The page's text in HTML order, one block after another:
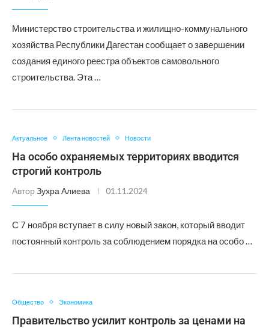
Министерство строительства и жилищно-коммунального
хозяйства Республики Дагестан сообщает о завершении
создания единого реестра объектов самовольного
строительства. Эта …
Актуальное Лента новостей Новости
На особо охраняемых территориях вводится
строгий контроль
Автор Зухра Алиева 01.11.2024
С 7 ноября вступает в силу новый закон, который вводит
постоянный контроль за соблюдением порядка на особо …
Общество Экономика
Правительство усилит контроль за ценами на